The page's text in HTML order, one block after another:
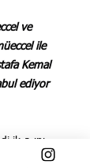
ve
ile
Kemal
ediyor
ikrarını